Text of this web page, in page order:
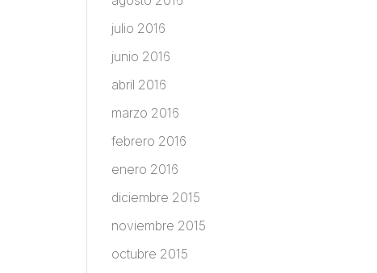
julio 2016
junio 2016
abril 2016
marzo 2016
febrero 2016
enero 2016
diciembre 2015
noviembre 2015
octubre 2015